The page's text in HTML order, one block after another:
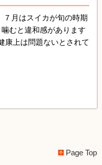
月はスイカが旬の時期
むと違和感があります
康上は問題ないとされて
Page Top